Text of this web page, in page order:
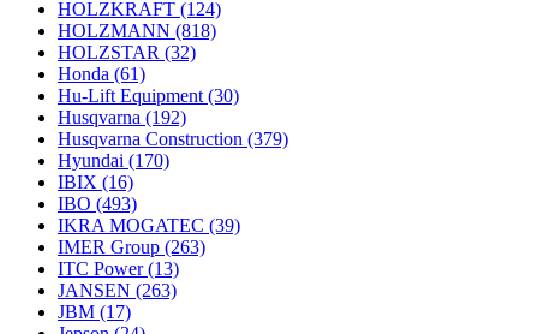
HOLZKRAFT (124)
HOLZMANN (818)
HOLZSTAR (32)
Honda (61)
Hu-Lift Equipment (30)
Husqvarna (192)
Husqvarna Construction (379)
Hyundai (170)
IBIX (16)
IBO (493)
IKRA MOGATEC (39)
IMER Group (263)
ITC Power(13)
JANSEN (263)
JBM (17)